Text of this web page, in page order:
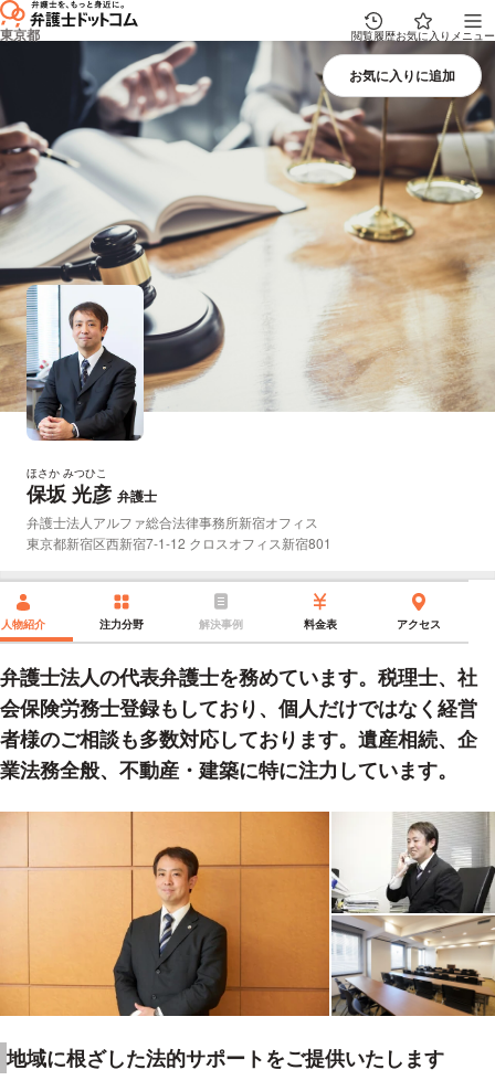
東京都 閲覧履歴お気に入り メニュー
ほさか みつひこ
保坂 光彦 弁護士
所属事務所：
弁護士法人アルファ総合法律事務所新宿オフィス
所在地：
東京都新宿区西新宿7-1-12 クロスオフィス新宿801
人物紹介 注力分野 解決事例 料金表 アクセス
弁護士法人の代表弁護士を務めています。税理士、社
会保険労務士登録もしており、個人だけではなく経営
者様のご相談も多数対応しております。遺産相続、企
業法務全般、不動産・建築に特に注力しています。
地域に根ざした法的サポートをご提供いたします